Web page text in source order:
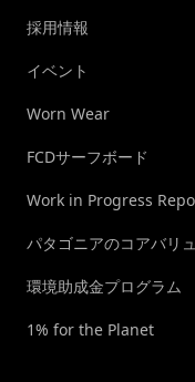
採用情報
イベント
Worn Wear
FCDサーフボード
Work in Progress
パタゴニアのコアバリ
環境助成金プログラム
1% for the Planet